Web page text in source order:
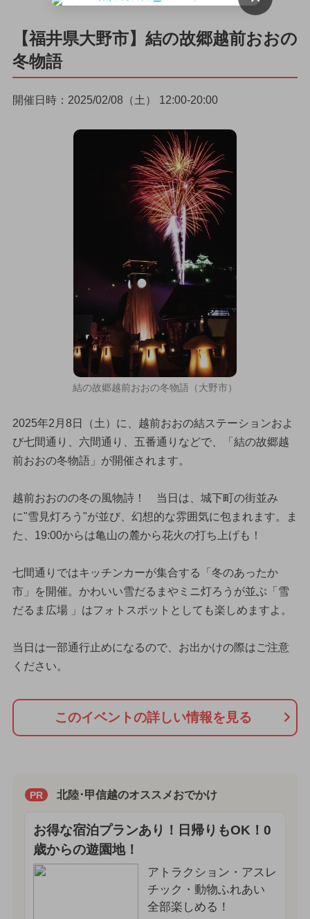
【福井県大野市】結の故郷越前おおの
冬物語
開催日時：2025/02/08（土） 12:00-20:00
結の故郷越前おおの冬物語（大野市）
2025年2月8日（土）に、越前おおの結ステーションおよ
び七間通り、六間通り、五番通りなどで、「結の故郷越
前おおの冬物語」が開催されます。
越前おおのの冬の風物詩！ 当日は、城下町の街並み
に"雪見灯ろう"が並び、幻想的な雰囲気に包まれます。ま
た、19:00からは亀山の麓から花火の打ち上げも！
七間通りではキッチンカーが集合する「冬のあったか
市」を開催。かわいい雪だるまやミニ灯ろうが並ぶ「雪
だるま広場 」はフォトスポットとしても楽しめますよ。
当日は一部通行止めになるので、お出かけの際はご注意
ください。
このイベントの詳しい情報を見る
PR 北陸･甲信越のオススメおでかけ
お得な宿泊プランあり！日帰りもOK！0
歳からの遊園地！
アトラクション・アスレ
チック・動物ふれあい
全部楽しめる！